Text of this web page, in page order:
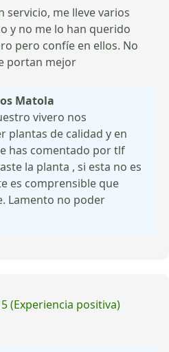
servicio, me lleve varios
y no me lo han querido
pero confíe en ellos. No
portan mejor
Matola
vivero nos
plantas de calidad y en
has comentado por tlf
la planta , si esta no es
es comprensible que
Lamento no poder
5 (Experiencia positiva)